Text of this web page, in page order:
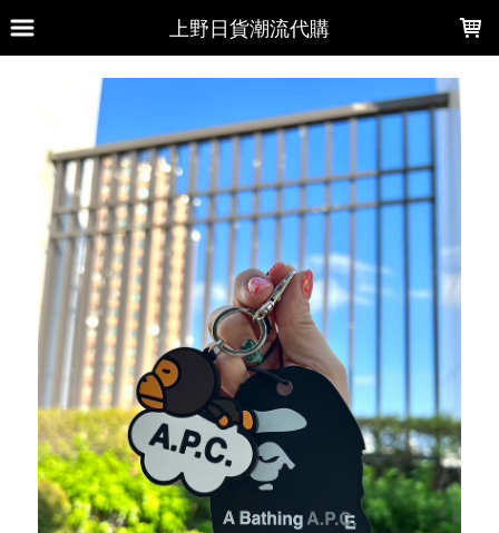
上野日貨潮流代購